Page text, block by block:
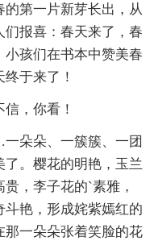
第一片新芽长出，从
报喜：春天来了，春
孩们在书本中赞美春
于来了！
，你看！
朵朵、一簇簇、一团
。樱花的明艳，玉兰
，李子花的`素雅，
艳，形成姹紫嫣红的
一朵朵张着笑脸的花